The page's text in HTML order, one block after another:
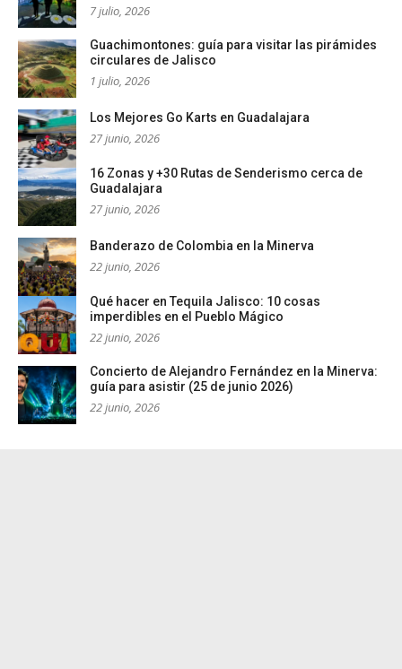
7 julio, 2026
Guachimontones: guía para visitar las pirámides
circulares de Jalisco
1 julio, 2026
Los Mejores Go Karts en Guadalajara
27 junio, 2026
16 Zonas y +30 Rutas de Senderismo cerca de
Guadalajara
27 junio, 2026
Banderazo de Colombia en la Minerva
22 junio, 2026
Qué hacer en Tequila Jalisco: 10 cosas
imperdibles en el Pueblo Mágico
22 junio, 2026
Concierto de Alejandro Fernández en la Minerva:
guía para asistir (25 de junio 2026)
22 junio, 2026